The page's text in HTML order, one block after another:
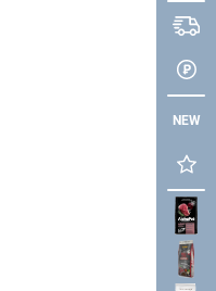
NEW